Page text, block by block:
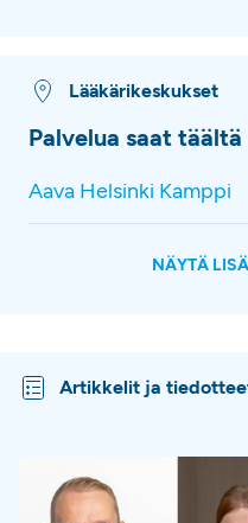
Lääkärikeskukset
Palvelua saat täältä
Aava Helsinki Kamppi
NÄYTÄ
Artikkelit ja